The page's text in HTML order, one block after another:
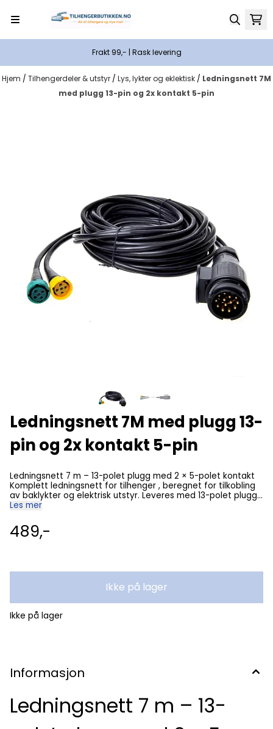
Hopp til innhold
Frakt 99,- | Rask levering
Hjem / Tilhengerdeler & utstyr / Lys, lykter og eklektisk / Ledningsnett 7M
med plugg 13-pin og 2x kontakt 5-pin
Ledningsnett 7M med plugg 13-
pin og 2x kontakt 5-pin
Ledningsnett 7 m – 13-polet plugg med 2 × 5-polet kontakt
Komplett ledningsnett for tilhenger , beregnet for tilkobling
av baklykter og elektrisk utstyr. Leveres med 13-polet plugg i
front og 2 stk 5-polede kontakter for baklykter, noe som gir
utskifting av eksisterende ledningsnett på tilhenger.
Egenskaper: Komplett ledningsnett til tilhenger 13-polet
meter Plugg: 13-pin / 13-polet Kontakter: 2 × 5-pin / 5-polet
til mange typer tilhengere. Kontakt oss gjerne for å sikre
korrekt løsning til ditt behov.
Les mer
489,-
Ikke på lager
Ikke på lager
Informasjon
Ledningsnett 7 m – 13-